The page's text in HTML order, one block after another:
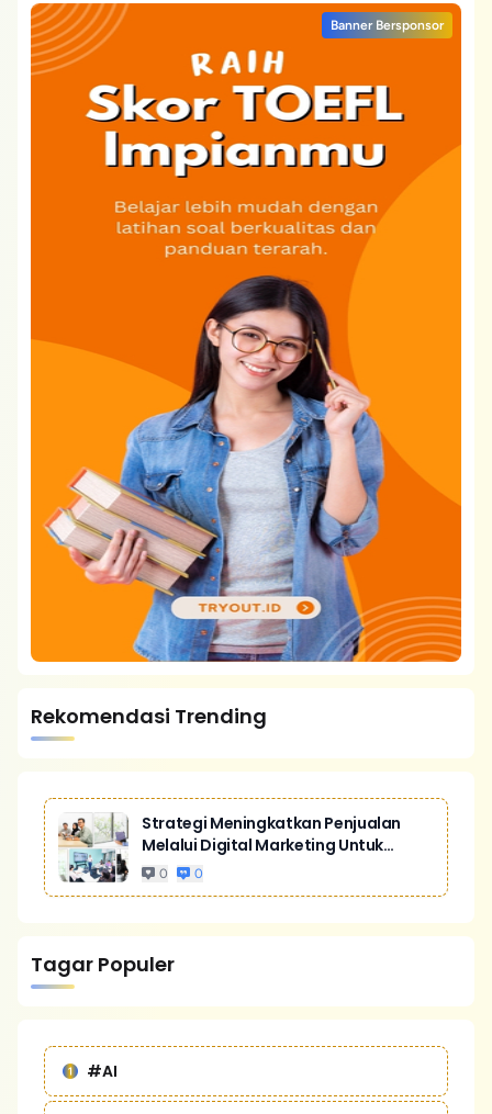
Banner Bersponsor
Rekomendasi Trending
Strategi Meningkatkan Penjualan
Melalui Digital Marketing Untuk
Bisnis Yang Lebih Kompetitif
0 0
Tagar Populer
#AI